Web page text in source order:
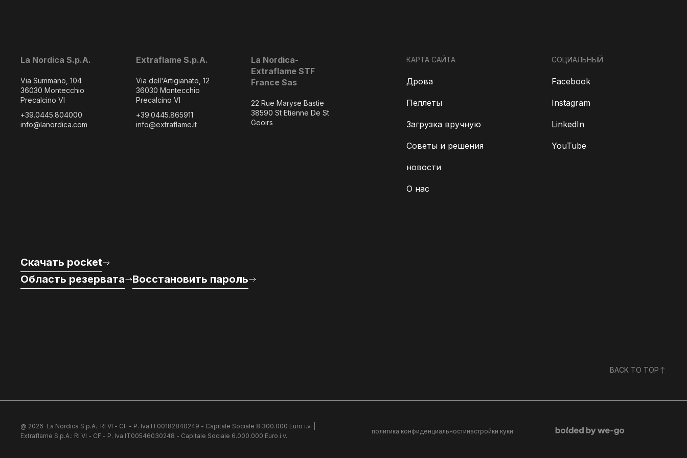
La Nordica S.p.A.
Via Summano, 104
36030 Montecchio
Precalcino VI
+39.0445.804000
info@lanordica.com
Extraflame S.p.A.
Via dell'Artigianato, 12
36030 Montecchio
Precalcino VI
+39.0445.865911
info@extraflame.it
La Nordica-
Extraflame STF
France Sas
22 Rue Maryse Bastie
38590 St Etienne De St
Geoirs
Скачать pocket
Область резервата
Восстановить пароль
КАРТА САЙТА
Дрова
Пеллеты
Загрузка вручную
Советы и решения
новости
О нас
СОЦИАЛЬНЫЙ
Facebook
Instagram
LinkedIn
YouTube
BACK TO TOP
@ 2026 La Nordica S.p.A.: RI VI - CF - P. Iva IT00182840249 - Capitale Sociale 8.300.000 Euro i.v. |
Extraflame S.p.A.: RI VI - CF - P. Iva IT00546030248 - Capitale Sociale 6.000.000 Euro i.v.
политика конфиденциальностинастройки куки